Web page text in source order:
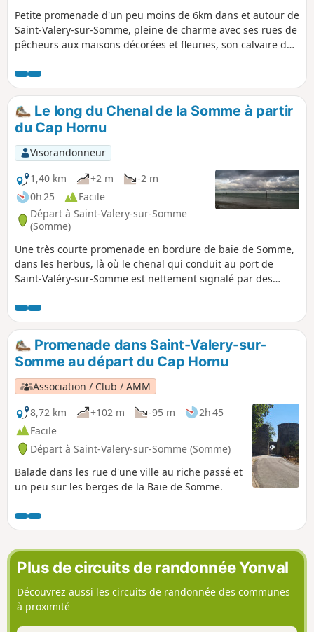
Petite promenade d'un peu moins de 6km dans et autour de
Saint-Valery-sur-Somme, pleine de charme avec ses rues de
pêcheurs aux maisons décorées et fleuries, son calvaire des
long de la Somme ainsi que sa Chapelle Saint-Valery dite
des Marins, sans oublier son histoire avec la Porte Jeanne
d'Arc et de nombreux points de vues sur la baie de Somme
Le long du Chenal de la Somme à partir
du Cap Hornu
Visorandonneur
1,40 km
+2 m
-2 m
0h 25
Facile
Départ à Saint-Valery-sur-Somme
(Somme)
Une très courte promenade en bordure de baie de Somme,
dans les herbus, là où le chenal qui conduit au port de
Saint-Valéry-sur-Somme est nettement signalé par des
vertes à tribord. Avant d'entreprendre cette randonnée, il
convient de s'informer au sujet des horaires et coefficients
des marées (voir les informations pratiques).
Promenade dans Saint-Valery-sur-
Somme au départ du Cap Hornu
Association / Club / AMM
8,72 km
+102 m -95 m
2h 45
Facile
Départ à Saint-Valery-sur-Somme (Somme)
Balade dans les rue d'une ville au riche passé et
un peu sur les berges de la Baie de Somme.
Plus de circuits de randonnée Yonval
Découvrez aussi les circuits de randonnée des communes
à proximité